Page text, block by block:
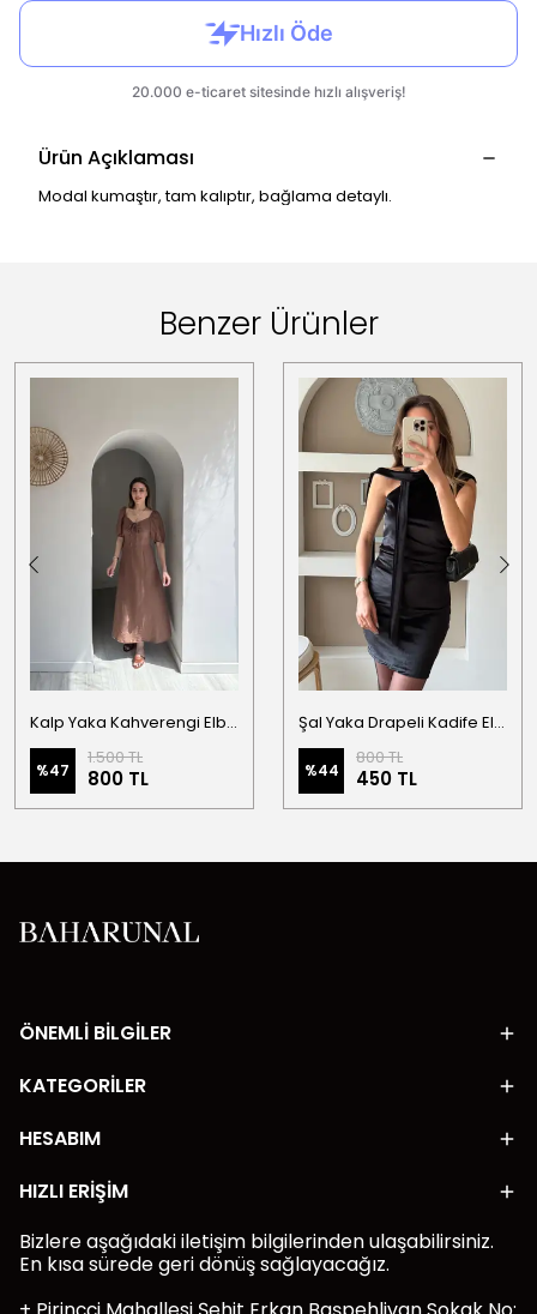
Ürün Açıklaması
Modal kumaştır, tam kalıptır, bağlama detaylı.
Benzer Ürünler
Kalp Yaka Kahverengi Elbise
%47
1.500 TL
800 TL
Şal Yaka Drapeli Kadife Elbise
%44
800 TL
450 TL
ÖNEMLİ BİLGİLER
KATEGORİLER
HESABIM
HIZLI ERİŞİM
Bizlere aşağıdaki iletişim bilgilerinden ulaşabilirsiniz.
En kısa sürede geri dönüş sağlayacağız.